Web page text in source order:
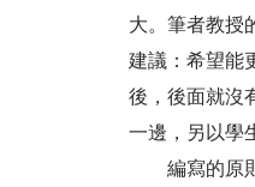
大。筆者教授
建議：希望能
後，後面就沒
一邊，另以學
編寫的原則